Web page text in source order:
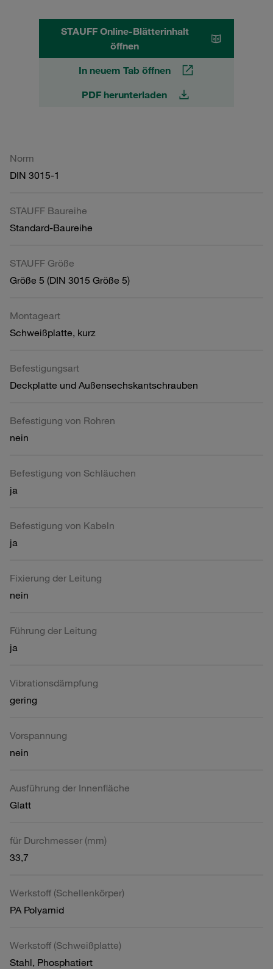
STAUFF Online-Blätterinhalt
öffnen
In neuem Tab öffnen
PDF herunterladen
Norm
DIN 3015-1
STAUFF Baureihe
Standard-Baureihe
STAUFF Größe
Größe 5 (DIN 3015 Größe 5)
Montageart
Schweißplatte, kurz
Befestigungsart
Deckplatte und Außensechskantschrauben
Befestigung von Rohren
nein
Befestigung von Schläuchen
ja
Befestigung von Kabeln
ja
Fixierung der Leitung
nein
Führung der Leitung
ja
Vibrationsdämpfung
gering
Vorspannung
nein
Ausführung der Innenfläche
Glatt
für Durchmesser (mm)
33,7
Werkstoff (Schellenkörper)
PA Polyamid
Werkstoff (Schweißplatte)
Stahl, Phosphatiert